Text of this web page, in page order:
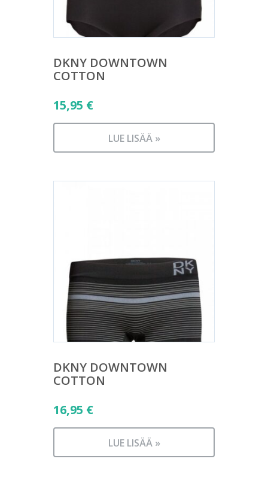
DKNY DOWNTOWN
COTTON
15,95 €
LUE LISÄÄ »
DKNY DOWNTOWN
COTTON
16,95 €
LUE LISÄÄ »